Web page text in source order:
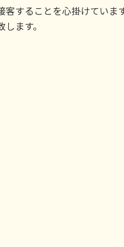
することを心掛けています
ます。